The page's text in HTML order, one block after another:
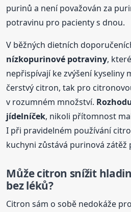
purinů a není považován za
potravinu pro pacienty s dnou.
V běžných dietních
nízkopurinové potraviny,
nepřispívají ke zvýšení kyseliny
čerstvý citron, tak pro
v rozumném množství.
jídelníček, nikoli přítomnost
I při pravidelném používání
kuchyni zůstává purinová zátěž
Může citron snížit
bez léků?
Citron sám o sobě nedokáže